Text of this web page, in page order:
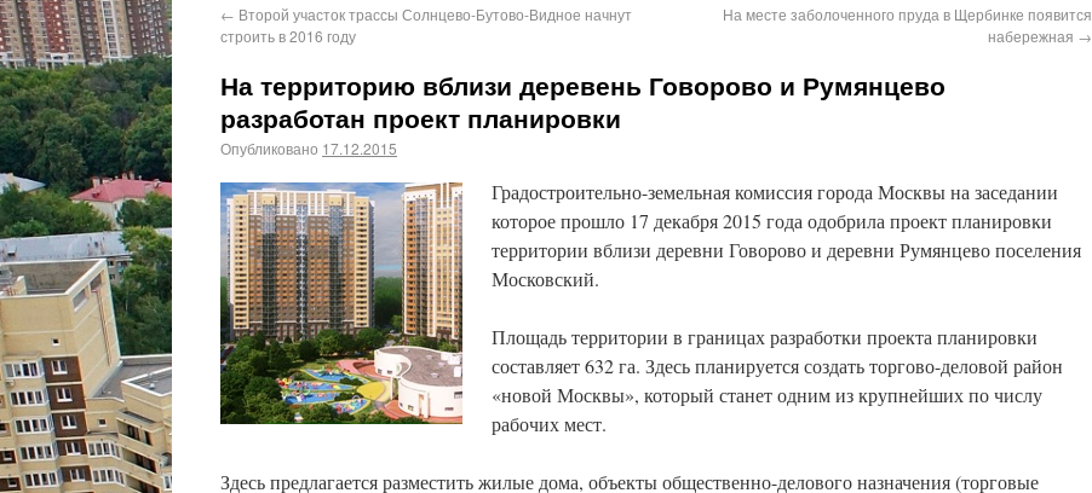
← Второй участок трассы Солнцево-Бутово-Видное начнут
строить в 2016 году
На месте заболоченного пруда в Щербинке появится
набережная →
На территорию вблизи деревень Говорово и Румянцево
разработан проект планировки
Опубликовано 17.12.2015
Градостроительно-земельная комиссия города Москвы на заседании
которое прошло 17 декабря 2015 года одобрила проект планировки
территории вблизи деревни Говорово и деревни Румянцево поселения
Московский.
Площадь территории в границах разработки проекта планировки
составляет 632 га. Здесь планируется создать торгово-деловой район
«новой Москвы», который станет одним из крупнейших по числу
рабочих мест.
Здесь предлагается разместить жилые дома, объекты общественно-делового назначения (торговые